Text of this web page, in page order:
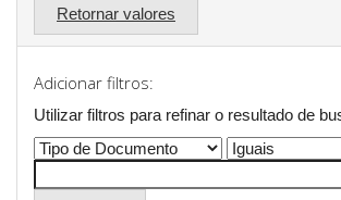
Retornar valores
Adicionar filtros:
Utilizar filtros para refinar o resultado de